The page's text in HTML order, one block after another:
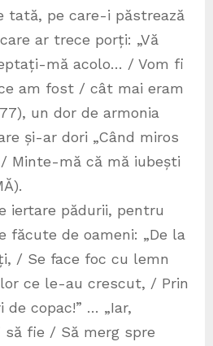
tată, pe care-i păstrează
ar trece porți: „Vă
mă acolo… / Vom fi
am fost / cât mai eram
un dor de armonia
și-ar dori „Când miros
Minte-mă că mă iubești
iertare pădurii, pentru
făcute de oameni: „De la
/ Se face foc cu lemn
ce le-au crescut, / Prin
copac!” … „Iar,
să fie / Să merg spre